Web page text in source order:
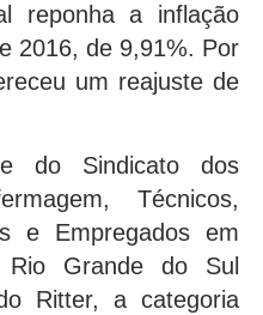
reponha a inflação
2016, de 9,91%. Por
um reajuste de
do Sindicato dos
Técnicos,
e Empregados em
Grande do Sul
Ritter, a categoria